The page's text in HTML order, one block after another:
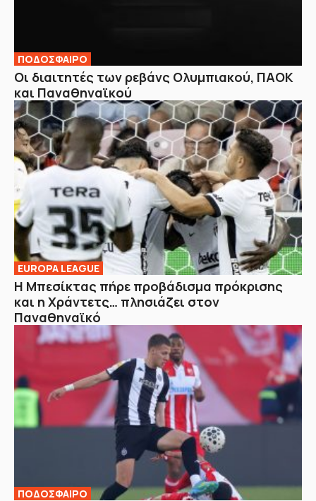
ΠΟΔΟΣΦΑΙΡΟ
Οι διαιτητές των ρεβάνς Ολυμπιακού, ΠΑΟΚ
και Παναθηναϊκού
EUROPA LEAGUE
Η Μπεσίκτας πήρε προβάδισμα πρόκρισης
και η Χράντετς… πλησιάζει στον
Παναθηναϊκό
ΠΟΔΟΣΦΑΙΡΟ